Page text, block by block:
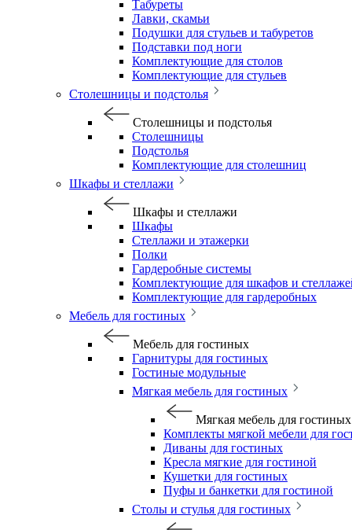
Табуреты
Лавки, скамьи
Подушки для стульев и табуретов
Подставки под ноги
Комплектующие для столов
Комплектующие для стульев
Столешницы и подстолья
Столешницы и подстолья
Столешницы
Подстолья
Комплектующие для столешниц
Шкафы и стеллажи
Шкафы и стеллажи
Шкафы
Стеллажи и этажерки
Полки
Гардеробные системы
Комплектующие для шкафов и
Комплектующие для гардеробных
Мебель для гостиных
Мебель для гостиных
Гарнитуры для гостиных
Гостиные модульные
Мягкая мебель для гостиных
Мягкая мебель для гостиных
Комплекты мягкой мебели для
Диваны для гостиных
Кресла мягкие для гостиной
Кушетки для гостиных
Пуфы и банкетки для гостиной
Столы и стулья для гостиных